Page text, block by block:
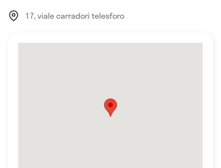
17, viale carradori telesforo